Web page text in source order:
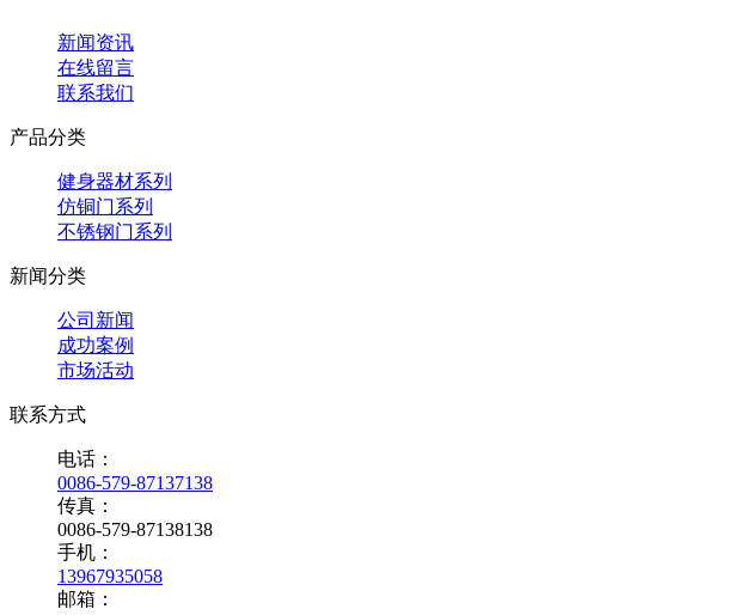
新闻资讯
在线留言
联系我们
产品分类
健身器材系列
仿铜门系列
不锈钢门系列
新闻分类
公司新闻
成功案例
市场活动
联系方式
电话：
0086-579-87137138
传真：
0086-579-87138138
手机：
13967935058
邮箱：